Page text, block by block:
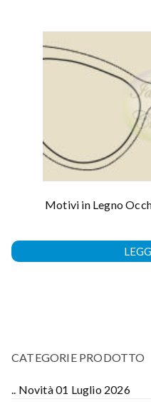
Motivi in Legno
CATEGORIE PRODOTTO
.. Novità 01 Luglio 2026